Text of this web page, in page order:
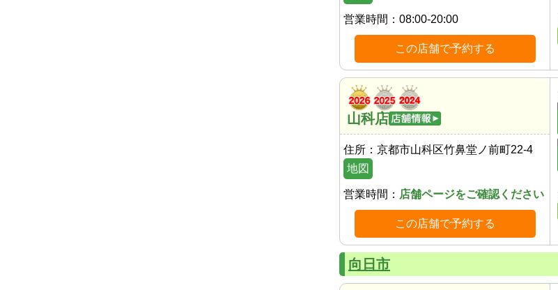
営業時間： 08:00-20:00
この店舗で予約する
山科店
住所： 京都市山科区竹鼻堂ノ前町22-4
地図
営業時間： 店舗ページをご確認ください
この店舗で予約する
向日市